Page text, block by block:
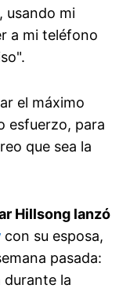
usando mi
a mi teléfono
el máximo
esfuerzo, para
que sea la
Hillsong lanzó
con su esposa,
pasada:
la